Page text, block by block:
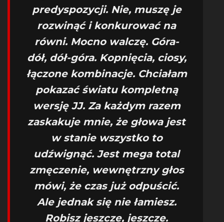
predyspozycji. Nie, muszę je
rozwinąć i konkurować na
równi. Mocno walczę. Góra-
dół, dół-góra. Kopnięcia, ciosy,
łączone kombinacje. Chciałam
pokazać światu kompletną
wersję JJ. Za każdym razem
zaskakuje mnie, że głowa jest
w stanie wszystko to
udźwignąć. Jest mega total
zmęczenie, wewnętrzny głos
mówi, że czas już odpuścić.
Ale jednak się nie łamiesz.
Robisz jeszcze, jeszcze.